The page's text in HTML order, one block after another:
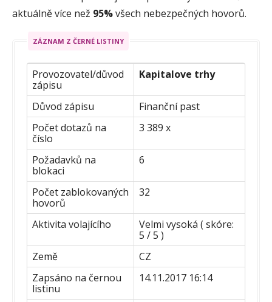
aktuálně více než 95%všech nebezpečných hovorů.
ZÁZNAM Z ČERNÉ LISTINY
Provozovatel/důvod
zápisu
Kapitalove trhy
Důvod zápisu
Finanční past
Počet dotazů na
číslo
3 389 x
Požadavků na
blokaci
6
Počet zablokovaných
hovorů
32
Aktivita volajícího
Velmi vysoká ( skóre:
5 / 5 )
Země
CZ
Zapsáno na černou
listinu
14.11.2017 16:14